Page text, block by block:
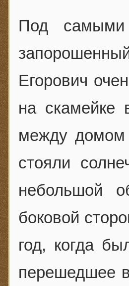
Под самыми
Егорович
на скамейке
между домом
стояли
небольшой
боковой
год, когда
перешедшее